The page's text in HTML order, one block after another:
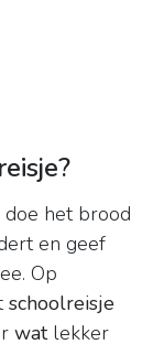
het brood
en geef
Op
schoolreisje
watlekker